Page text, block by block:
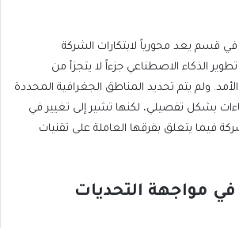
في قسم يعد محورياً لابتكارات الشركة
الذكاء الاصطناعي جزءاً لا يتجزأ من
ولم يتم تحديد المناطق الجغرافية المحددة
بشكل تفصيلي، لكنها تشير إلى تغيير في
فيما يتعلق بفرقها العاملة على تقنيات
في مواجهة التحديات